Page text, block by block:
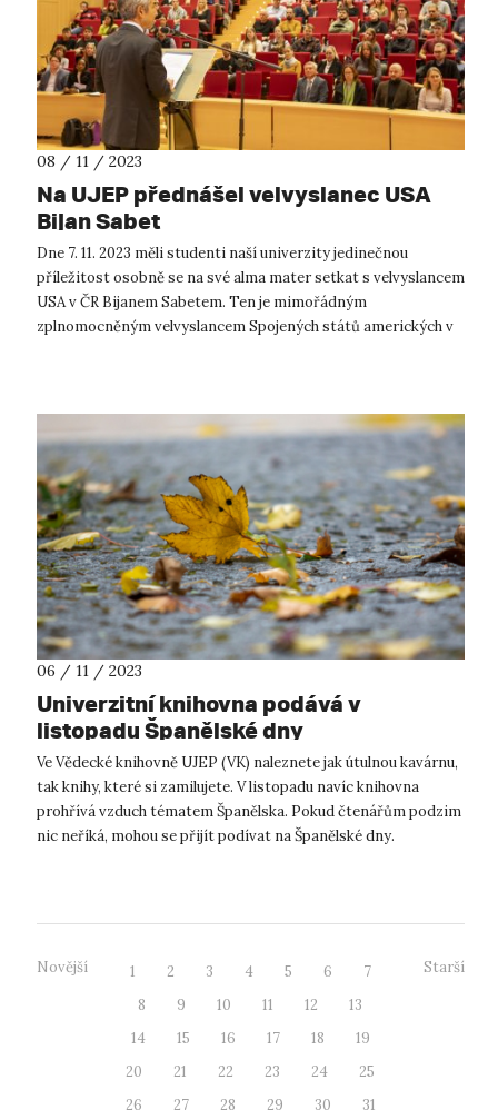
08 / 11 / 2023
Na UJEP přednášel velvyslanec USA
Bijan Sabet
Dne 7. 11. 2023 měli studenti naší univerzity jedinečnou
příležitost osobně se na své alma mater setkat s velvyslancem
USA v ČR Bijanem Sabetem. Ten je mimořádným
zplnomocněným velvyslancem Spojených států amerických v
06 / 11 / 2023
Univerzitní knihovna podává v
listopadu Španělské dny
Ve Vědecké knihovně UJEP (VK) naleznete jak útulnou kavárnu,
tak knihy, které si zamilujete. V listopadu navíc knihovna
prohřívá vzduch tématem Španělska. Pokud čtenářům podzim
nic neříká, mohou se přijít podívat na Španělské dny.
Novější 1 2 3 4 5 6
7
8
9 10 11 12
13
14
15 16 17 18
19
20
21 22 23 24
25
26
27 28 29 30 31
Starší